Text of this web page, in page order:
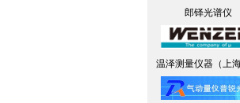
郎铎光谱仪
温泽测量仪器（上